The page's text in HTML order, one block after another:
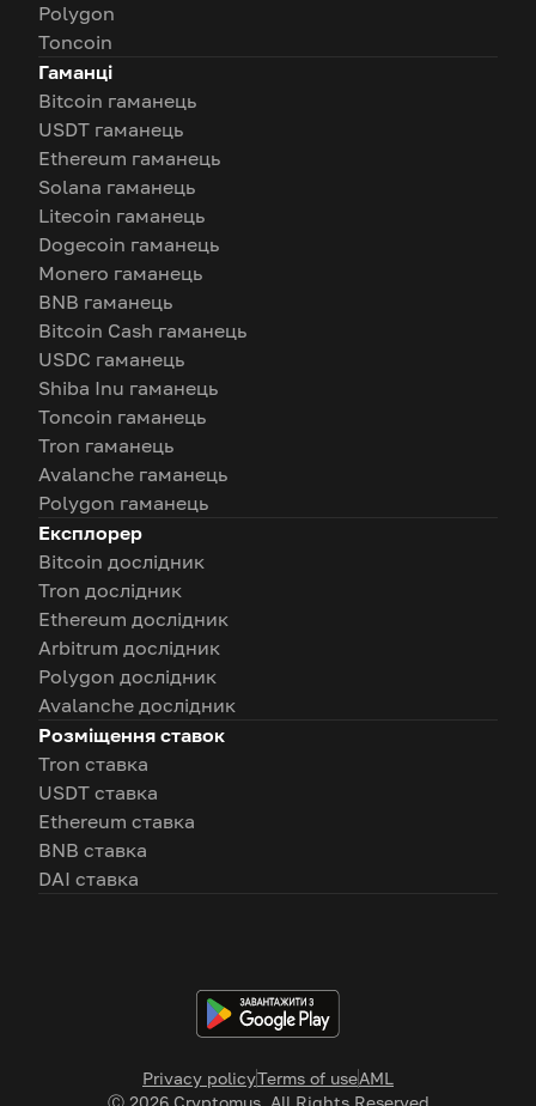
Privacy policyTerms of useAML
Polygon
Toncoin
Гаманці
Bitcoin гаманець
USDT гаманець
Ethereum гаманець
Solana гаманець
Litecoin гаманець
Dogecoin гаманець
Monero гаманець
BNB гаманець
Bitcoin Cash гаманець
USDC гаманець
Shiba Inu гаманець
Toncoin гаманець
Tron гаманець
Avalanche гаманець
Polygon гаманець
Експлорер
Bitcoin дослідник
Tron дослідник
Ethereum дослідник
Arbitrum дослідник
Polygon дослідник
Avalanche дослідник
Розміщення ставок
Tron ставка
USDT ставка
Ethereum ставка
BNB ставка
DAI ставка